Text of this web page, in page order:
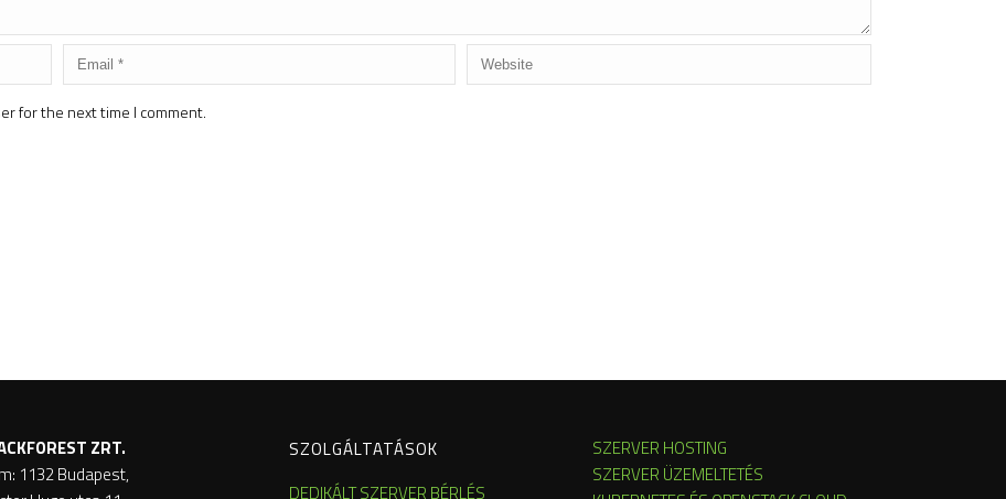
for the next time I comment.
ZRT.
1132 Budapest,
SZOLGÁLTATÁSOK
DEDIKÁLT SZERVER BÉRLÉS
SZERVER HOSTING
SZERVER ÜZEMELTETÉS